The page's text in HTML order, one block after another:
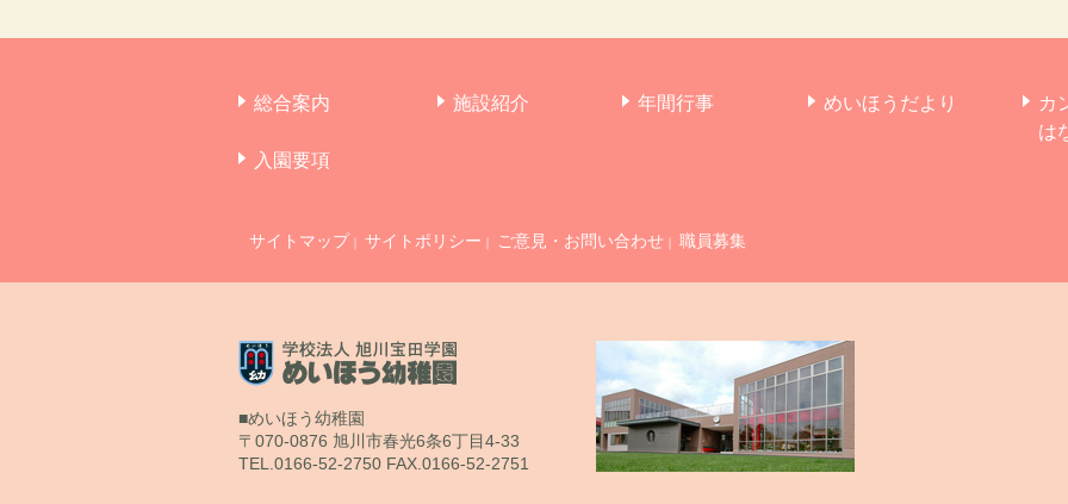
総合案内 施設紹介 年間行事 めいほうだより
カ
は
入園要項
サイトマップ サイトポリシー ご意見・お問い合わせ 職員募集
■めいほう幼稚園
〒070-0876 旭川市春光6条6丁目4-33
TEL.0166-52-2750 FAX.0166-52-2751